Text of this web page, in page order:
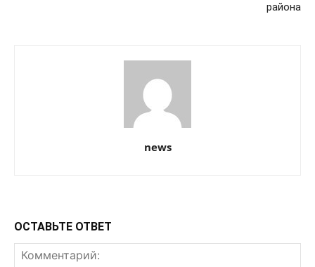
района
news
ОСТАВЬТЕ ОТВЕТ